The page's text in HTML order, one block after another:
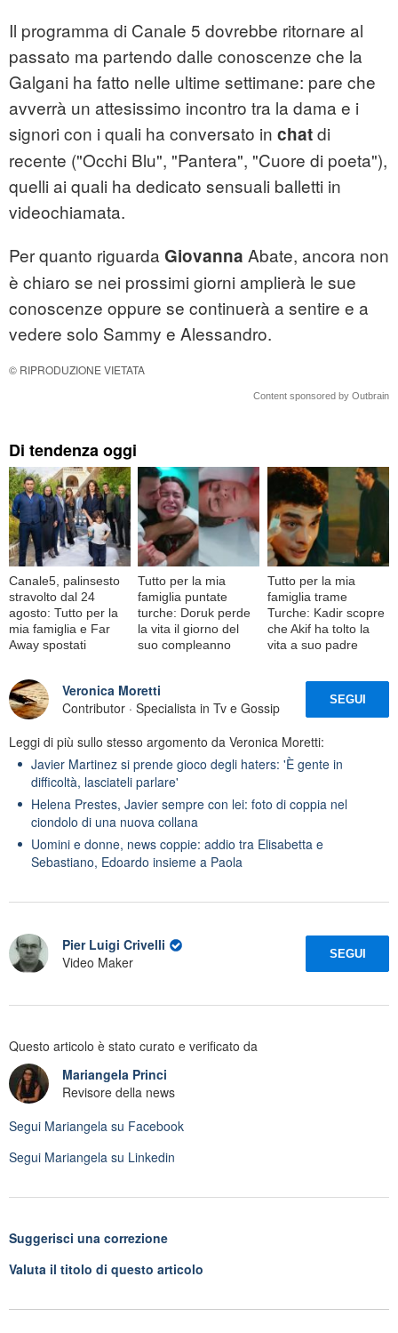
Il programma di Canale 5 dovrebbe ritornare al
passato ma partendo dalle conoscenze che la
Galgani ha fatto nelle ultime settimane: pare che
avverrà un attesissimo incontro tra la dama e i
signori con i quali ha conversato in chatdi
recente ("Occhi Blu", "Pantera", "Cuore di poeta"),
quelli ai quali ha dedicato sensuali balletti in
videochiamata.
Per quanto riguarda Giovanna Abate, ancora non
è chiaro se nei prossimi giorni amplierà le sue
conoscenze oppure se continuerà a sentire e a
vedere solo Sammy e Alessandro.
© RIPRODUZIONE VIETATA
Content sponsored by Outbrain
Di tendenza oggi
Canale5, palinsesto
stravolto dal 24
agosto: Tutto per la
mia famiglia e Far
Away spostati
Tutto per la mia
famiglia puntate
turche: Doruk perde
la vita il giorno del
suo compleanno
Tutto per la mia
famiglia trame
Turche: Kadir scopre
che Akif ha tolto la
vita a suo padre
Veronica Moretti
Contributor · Specialista in Tv e Gossip
SEGUI
Leggi di più sullo stesso argomento da Veronica Moretti:
Javier Martinez si prende gioco degli haters: 'È gente in
difficoltà, lasciateli parlare'
Helena Prestes, Javier sempre con lei: foto di coppia nel
ciondolo di una nuova collana
Uomini e donne, news coppie: addio tra Elisabetta e
Sebastiano, Edoardo insieme a Paola
Pier Luigi Crivelli
Video Maker
SEGUI
Questo articolo è stato curato e verificato da
Mariangela Princi
Revisore della news
Segui Mariangela su Facebook
Segui Mariangela su Linkedin
Suggerisci una correzione
Valuta il titolo di questo articolo